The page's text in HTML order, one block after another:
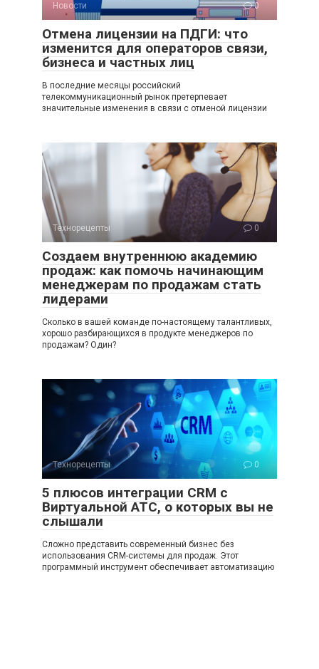
Новости 0
Отмена лицензии на ПДГИ: что
изменится для операторов связи,
бизнеса и частных лиц
В последние месяцы российский
телекоммуникационный рынок претерпевает
значительные изменения в связи с отменой лицензии
Технорецепты 0
Создаем внутреннюю академию
продаж: как помочь начинающим
менеджерам по продажам стать
лидерами
Сколько в вашей команде по-настоящему талантливых,
хорошо разбирающихся в продукте менеджеров по
продажам? Один?
Технорецепты 0
5 плюсов интеграции CRM с
Виртуальной АТС, о которых вы не
слышали
Сложно представить современный бизнес без
использования CRM-системы для продаж. Этот
программный инструмент обеспечивает автоматизацию